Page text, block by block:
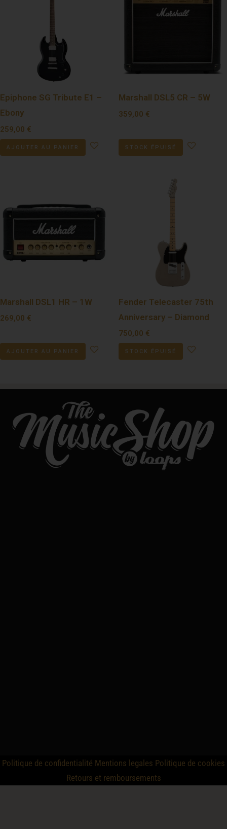
Epiphone SG Tribute E1 –
Ebony
259,00 €
AJOUTER AU PANIER
Marshall DSL5 CR – 5W
359,00 €
STOCK ÉPUISÉ
Marshall DSL1 HR – 1W
269,00 €
AJOUTER AU PANIER
Fender Telecaster 75th
Anniversary – Diamond
750,00 €
STOCK ÉPUISÉ
Politique de confidentialité Mentions legales Politique de cookies
Retours et remboursements